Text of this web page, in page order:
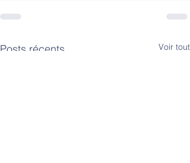
Posts récents Voir tout